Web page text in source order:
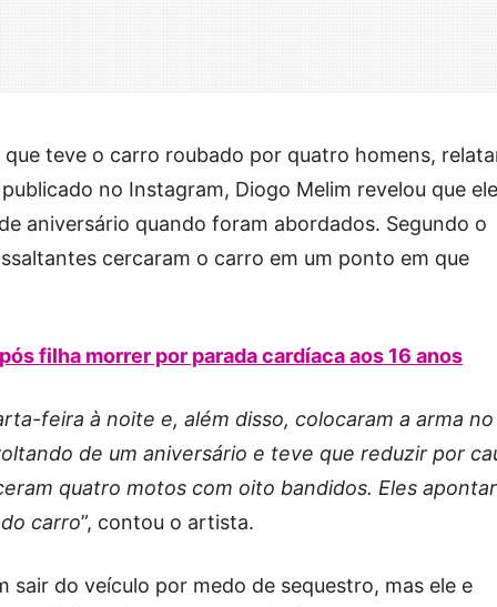
teve o carro roubado por quatro homens,
no Instagram, Diogo Melim revelou que
aniversário quando foram abordados. Segundo o
cercaram o carro em um ponto em que
filha morrer por parada cardíaca aos 16 anos
feira à noite e, além disso, colocaram a arma no
de um aniversário e teve que reduzir por
quatro motos com oito bandidos. Eles
carro”, contou o artista.
sair do veículo por medo de sequestro, mas ele e